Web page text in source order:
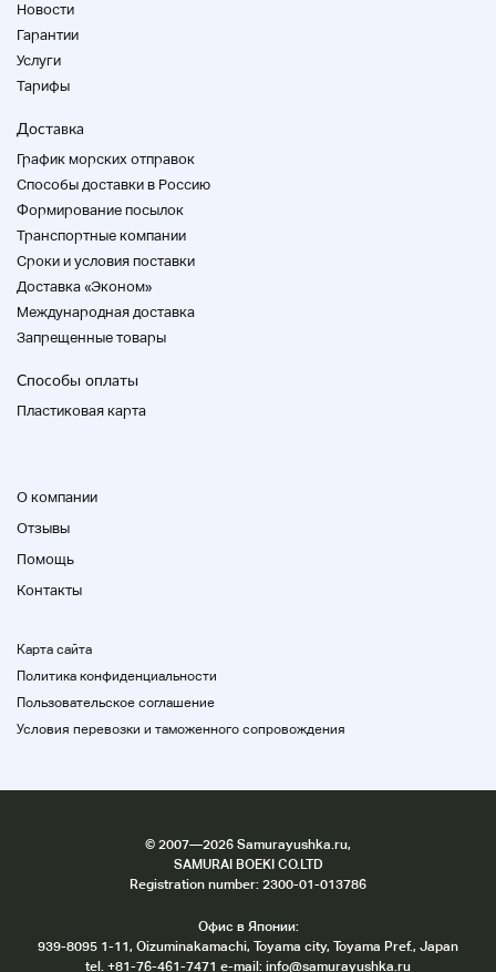
Новости
Гарантии
Услуги
Тарифы
Доставка
График морских отправок
Способы доставки в Россию
Формирование посылок
Транспортные компании
Cроки и условия поставки
Доставка «Эконом»
Международная доставка
Запрещенные товары
Способы оплаты
Пластиковая карта
О компании
Отзывы
Помощь
Контакты
Карта сайта
Политика конфиденциальности
Пользовательское соглашение
Условия перевозки и таможенного сопровождения
© 2007—2026 Samurayushka.ru,
SAMURAI BOEKI CO.LTD
Registration number: 2300-01-013786
Офис в Японии:
939-8095 1-11, Oizuminakamachi, Toyama city, Toyama Pref., Japan
tel. +81-76-461-7471 e-mail: info@samurayushka.ru